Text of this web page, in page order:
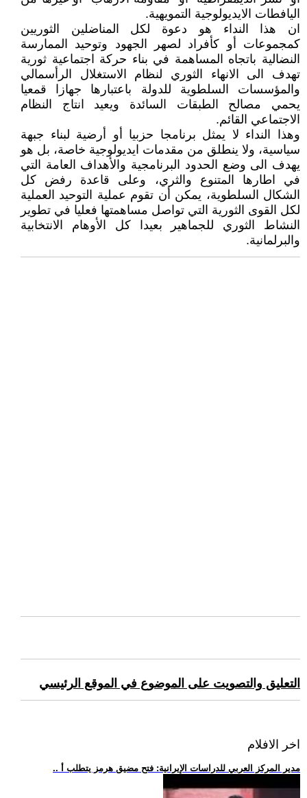
اليافطات الايديولوجية التمويهية.
ان هذا النداء هو دعوة لكل المناضلين الثوريين
كمجموعات أو كأفراد لصهر الجهود وتوحيد الممارسة
النضالية باتجاه المساهمة في بناء حركة اجتماعية ثورية
تهدف الى الانهاء الثوري لنظام الاستغلال الرأسمالي
والمؤسسات السلطوية للدولة باعتبارها جهازا قمعيا
يحمي مصالح الطبقات السائدة ويعيد انتاج النظام
الاجتماعي القائم.
وهذا النداء لا يمثل برنامجا حزبيا أو أرضية لبناء جبهة
سياسية، ولا ينطلق من مقدمات ايديولوجية خاصة، بل هو
يهدف الى وضع الحدود البرنامجية والأهداف العامة التي
في اطارها المتنوع والثري، وعلى قاعدة رفض كل
الشكال السلطوية، يمكن أن تقوم عملية التوحيد العملية
لكل القوى الثورية التي تواصل مساهمتها فعليا في تطوير
النشاط الثوري للجماهير بعيدا كل الأوهام الانتخابية
والبرلمانية.
التعليق والتصويت على الموضوع في الموقع الرئيسي
اخر الافلام
.. مدير المركز العربي للدراسات الإيرانية: فتح مضيق هرمز يتطلب أ